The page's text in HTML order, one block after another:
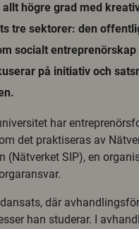
högre grad med
tre sektorer: den
socialt entreprenörskap
på initiativ och
har
det praktiseras av
(Nätverket SIP), en
där
han studerar. I